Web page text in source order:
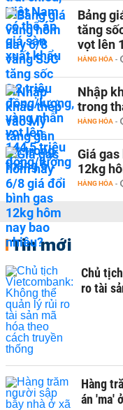
Bảng
tăng
vọt lên
HÀNG HÓA -
Nhập
trong
HÀNG HÓA -
Giá
12kg
HÀNG HÓA -
Tin mới
Chủ
ro tài
Hàng
án 'ma'